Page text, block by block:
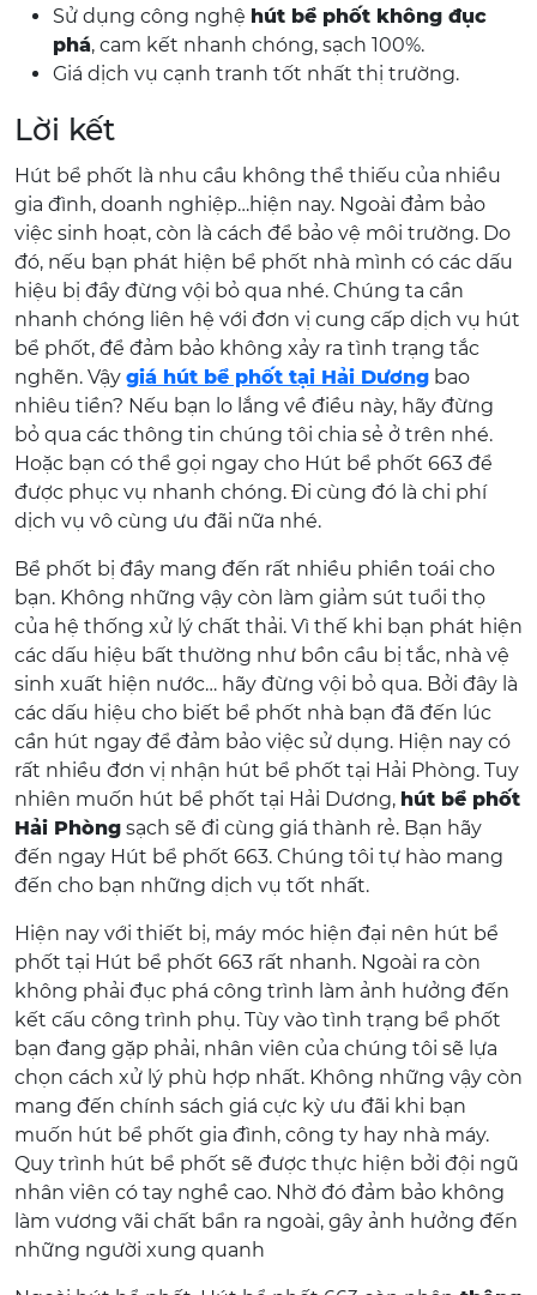
Sử dụng công nghệ hút bể phốt không đục
phá, cam kết nhanh chóng, sạch 100%.
Giá dịch vụ cạnh tranh tốt nhất thị trường.
Lời kết
Hút bể phốt là nhu cầu không thể thiếu của nhiều
gia đình, doanh nghiệp…hiện nay. Ngoài đảm bảo
việc sinh hoạt, còn là cách để bảo vệ môi trường. Do
đó, nếu bạn phát hiện bể phốt nhà mình có các dấu
hiệu bị đầy đừng vội bỏ qua nhé. Chúng ta cần
nhanh chóng liên hệ với đơn vị cung cấp dịch vụ hút
bể phốt, để đảm bảo không xảy ra tình trạng tắc
nghẽn. Vậy giá hút bể phốt tại Hải Dương bao
nhiêu tiền? Nếu bạn lo lắng về điều này, hãy đừng
bỏ qua các thông tin chúng tôi chia sẻ ở trên nhé.
Hoặc bạn có thể gọi ngay cho Hút bể phốt 663 để
được phục vụ nhanh chóng. Đi cùng đó là chi phí
dịch vụ vô cùng ưu đãi nữa nhé.
Bể phốt bị đầy mang đến rất nhiều phiền toái cho
bạn. Không những vậy còn làm giảm sút tuổi thọ
của hệ thống xử lý chất thải. Vì thế khi bạn phát hiện
các dấu hiệu bất thường như bồn cầu bị tắc, nhà vệ
sinh xuất hiện nước… hãy đừng vội bỏ qua. Bởi đây là
các dấu hiệu cho biết bể phốt nhà bạn đã đến lúc
cần hút ngay để đảm bảo việc sử dụng. Hiện nay có
rất nhiều đơn vị nhận hút bể phốt tại Hải Phòng. Tuy
nhiên muốn hút bể phốt tại Hải Dương, hút bể phốt
Hải Phòng sạch sẽ đi cùng giá thành rẻ. Bạn hãy
đến ngay Hút bể phốt 663. Chúng tôi tự hào mang
đến cho bạn những dịch vụ tốt nhất.
Hiện nay với thiết bị, máy móc hiện đại nên hút bể
phốt tại Hút bể phốt 663 rất nhanh. Ngoài ra còn
không phải đục phá công trình làm ảnh hưởng đến
kết cấu công trình phụ. Tùy vào tình trạng bể phốt
bạn đang gặp phải, nhân viên của chúng tôi sẽ lựa
chọn cách xử lý phù hợp nhất. Không những vậy còn
mang đến chính sách giá cực kỳ ưu đãi khi bạn
muốn hút bể phốt gia đình, công ty hay nhà máy.
Quy trình hút bể phốt sẽ được thực hiện bởi đội ngũ
nhân viên có tay nghề cao. Nhờ đó đảm bảo không
làm vương vãi chất bẩn ra ngoài, gây ảnh hưởng đến
những người xung quanh